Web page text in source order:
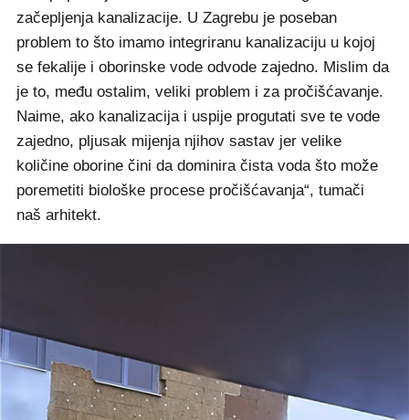
začepljenja kanalizacije. U Zagrebu je poseban
problem to što imamo integriranu kanalizaciju u kojoj
se fekalije i oborinske vode odvode zajedno. Mislim da
je to, među ostalim, veliki problem i za pročišćavanje.
Naime, ako kanalizacija i uspije progutati sve te vode
zajedno, pljusak mijenja njihov sastav jer velike
količine oborine čini da dominira čista voda što može
poremetiti biološke procese pročišćavanja“, tumači
naš arhitekt.